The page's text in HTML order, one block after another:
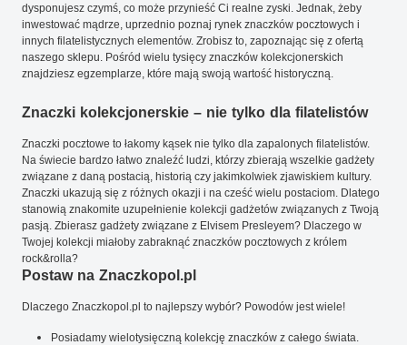
dysponujesz czymś, co może przynieść Ci realne zyski. Jednak, żeby
inwestować mądrze, uprzednio poznaj rynek znaczków pocztowych i
innych filatelistycznych elementów. Zrobisz to, zapoznając się z ofertą
naszego sklepu. Pośród wielu tysięcy znaczków kolekcjonerskich
znajdziesz egzemplarze, które mają swoją wartość historyczną.
Znaczki kolekcjonerskie – nie tylko dla filatelistów
Znaczki pocztowe to łakomy kąsek nie tylko dla zapalonych filatelistów.
Na świecie bardzo łatwo znaleźć ludzi, którzy zbierają wszelkie gadżety
związane z daną postacią, historią czy jakimkolwiek zjawiskiem kultury.
Znaczki ukazują się z różnych okazji i na cześć wielu postaciom. Dlatego
stanowią znakomite uzupełnienie kolekcji gadżetów związanych z Twoją
pasją. Zbierasz gadżety związane z Elvisem Presleyem? Dlaczego w
Twojej kolekcji miałoby zabraknąć znaczków pocztowych z królem
rock&rolla?
Postaw na Znaczkopol.pl
Dlaczego Znaczkopol.pl to najlepszy wybór? Powodów jest wiele!
Posiadamy wielotysięczną kolekcję znaczków z całego świata.